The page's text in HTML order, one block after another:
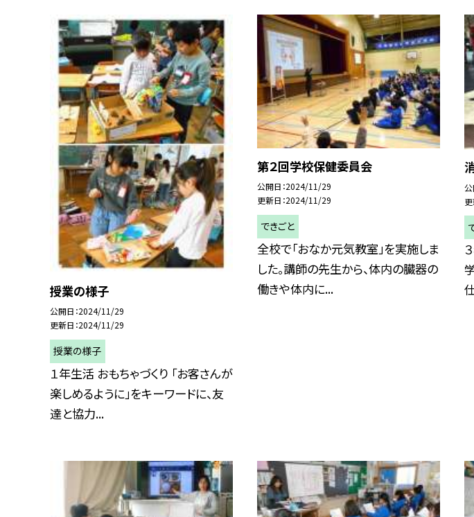
授業の様子
公開日 2024/11/29
更新日 2024/11/29
授業の様子
１年生活 おもちゃづくり 「お客さんが
楽しめるように」をキーワードに、友
達と協力...
第２回学校保健委員会
公開日 2024/11/29
更新日 2024/11/29
できごと
全校で「おなか元気教室」を実施しま
した。講師の先生から、体内の臓器の
働きや体内に...